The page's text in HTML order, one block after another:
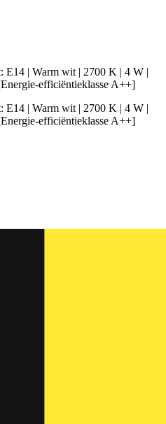
| Warm wit | 2700 K | 4 W |
efficiëntieklasse A++]
| Warm wit | 2700 K | 4 W |
efficiëntieklasse A++]